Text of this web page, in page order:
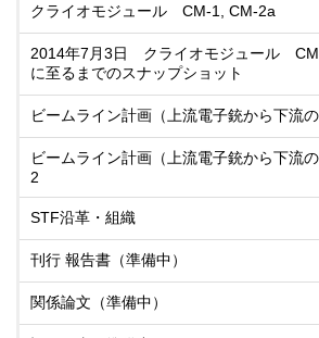
クライオモジュール CM-1, CM-2a
2014年7月3日 クライオモジュール
に至るまでのスナップショット
ビームライン計画（上流電子銃から下流
ビームライン計画（上流電子銃から下流
2
STF沿革・組織
刊行 報告書（準備中）
関係論文（準備中）